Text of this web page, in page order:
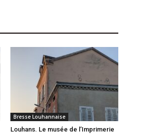
Bresse Louhannaise
Louhans. Le musée de l’Imprimerie